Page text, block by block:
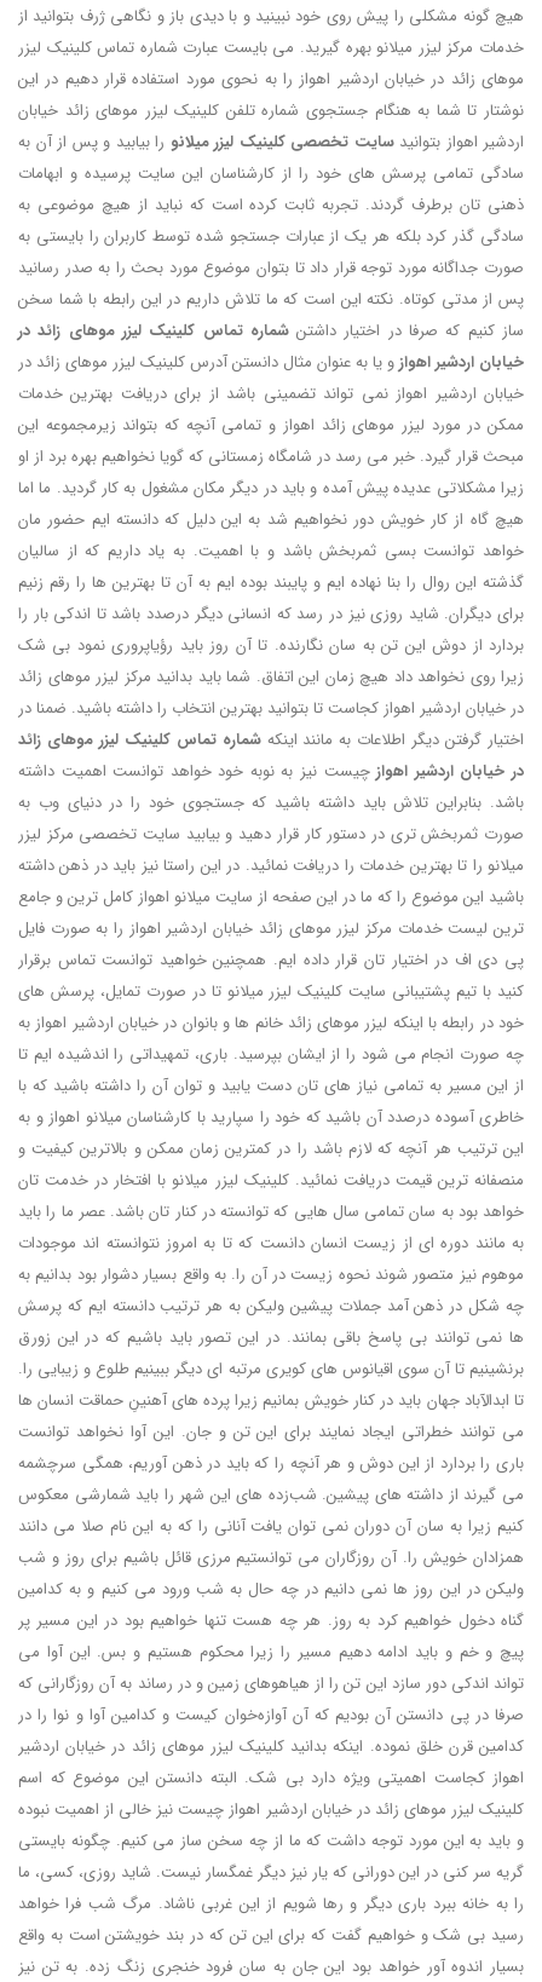
هیچ گونه مشکلی را پیش روی خود نبینید و با دیدی باز و نگاهی ژرف بتوانید از
خدمات مرکز لیزر میلانو بهره گیرید. می بایست عبارت شماره تماس کلینیک لیزر
موهای زائد در خیابان اردشیر اهواز را به نحوی مورد استفاده قرار دهیم در این
نوشتار تا شما به هنگام جستجوی شماره تلفن کلینیک لیزر موهای زائد خیابان
اردشیر اهواز بتوانیدسایت تخصصی کلینیک لیزر میلانو را بیابید و پس از آن به
سادگی تمامی پرسش های خود را از کارشناسان این سایت پرسیده و ابهامات
ذهنی تان برطرف گردند. تجربه ثابت کرده است که نباید از هیچ موضوعی به
سادگی گذر کرد بلکه هر یک از عبارات جستجو شده توسط کاربران را بایستی به
صورت جداگانه مورد توجه قرار داد تا بتوان موضوع مورد بحث را به صدر رسانید
پس از مدتی کوتاه. نکته این است که ما تلاش داریم در این رابطه با شما سخن
ساز کنیم که صرفا در اختیار داشتنشماره تماس کلینیک لیزر موهای زائد در
خیابان اردشیر اهوازو یا به عنوان مثال دانستن آدرس کلینیک لیزر موهای زائد در
خیابان اردشیر اهواز نمی تواند تضمینی باشد از برای دریافت بهترین خدمات
ممکن در مورد لیزر موهای زائد اهواز و تمامی آنچه که بتواند زیرمجموعه این
مبحث قرار گیرد. خبر می رسد در شامگاه زمستانی که گویا نخواهیم بهره برد از او
زیرا مشکلاتی عدیده پیش آمده و باید در دیگر مکان مشغول به کار گردید. ما اما
هیچ گاه از کار خویش دور نخواهیم شد به این دلیل که دانسته ایم حضور مان
خواهد توانست بسی ثمربخش باشد و با اهمیت. به یاد داریم که از سالیان
گذشته این روال را بنا نهاده ایم و پایبند بوده ایم به آن تا بهترین ها را رقم زنیم
برای دیگران. شاید روزی نیز در رسد که انسانی دیگر درصدد باشد تا اندکی بار را
بردارد از دوش این تن به سان نگارنده. تا آن روز باید رؤیاپروری نمود بی شک
زیرا روی نخواهد داد هیچ زمان این اتفاق. شما باید بدانید مرکز لیزر موهای زائد
در خیابان اردشیر اهواز کجاست تا بتوانید بهترین انتخاب را داشته باشید. ضمنا در
اختیار گرفتن دیگر اطلاعات به مانند اینکهشماره تماس کلینیک لیزر موهای زائد
در خیابان اردشیر اهوازچیست نیز به نوبه خود خواهد توانست اهمیت داشته
باشد. بنابراین تلاش باید داشته باشید که جستجوی خود را در دنیای وب به
صورت ثمربخش تری در دستور کار قرار دهید و بیابید سایت تخصصی مرکز لیزر
میلانو را تا بهترین خدمات را دریافت نمائید. در این راستا نیز باید در ذهن داشته
باشید این موضوع را که ما در این صفحه از سایت میلانو اهواز کامل ترین و جامع
ترین لیست خدمات مرکز لیزر موهای زائد خیابان اردشیر اهواز را به صورت فایل
پی دی اف در اختیار تان قرار داده ایم. همچنین خواهید توانست تماس برقرار
کنید با تیم پشتیبانی سایت کلینیک لیزر میلانو تا در صورت تمایل، پرسش های
خود در رابطه با اینکه لیزر موهای زائد خانم ها و بانوان در خیابان اردشیر اهواز به
چه صورت انجام می شود را از ایشان بپرسید. باری، تمهیداتی را اندشیده ایم تا
از این مسیر به تمامی نیاز های تان دست یابید و توان آن را داشته باشید که با
خاطری آسوده درصدد آن باشید که خود را سپارید با کارشناسان میلانو اهواز و به
این ترتیب هر آنچه که لازم باشد را در کمترین زمان ممکن و بالاترین کیفیت و
منصفانه ترین قیمت دریافت نمائید. کلینیک لیزر میلانو با افتخار در خدمت تان
خواهد بود به سان تمامی سال هایی که توانسته در کنار تان باشد. عصر ما را باید
به مانند دوره ای از زیست انسان دانست که تا به امروز نتوانسته اند موجودات
موهوم نیز متصور شوند نحوه زیست در آن را. به واقع بسیار دشوار بود بدانیم به
چه شکل در ذهن آمد جملات پیشین ولیکن به هر ترتیب دانسته ایم که پرسش
ها نمی توانند بی پاسخ باقی بمانند. در این تصور باید باشیم که در این زورق
برنشینیم تا آن سوی اقیانوس های کویری مرتبه ای دیگر ببینیم طلوع و زیبایی را.
تا ابدالآباد جهان باید در کنار خویش بمانیم زیرا پرده های آهنینِ حماقت انسان ها
می توانند خطراتی ایجاد نمایند برای این تن و جان. این آوا نخواهد توانست
باری را بردارد از این دوش و هر آنچه را که باید در ذهن آوریم، همگی سرچشمه
می گیرند از داشته های پیشین. شب‌زده های این شهر را باید شمارشی معکوس
کنیم زیرا به سان آن دوران نمی توان یافت آنانی را که به این نام صلا می دانند
همزادان خویش را. آن روزگاران می توانستیم مرزی قائل باشیم برای روز و شب
ولیکن در این روز ها نمی دانیم در چه حال به شب ورود می کنیم و به کدامین
گناه دخول خواهیم کرد به روز. هر چه هست تنها خواهیم بود در این مسیر پر
پیچ و خم و باید ادامه دهیم مسیر را زیرا محکوم هستیم و بس. این آوا می
تواند اندکی دور سازد این تن را از هیاهوهای زمین و در رساند به آن روزگارانی که
صرفا در پی دانستن آن بودیم که آن آوازه‌خوان کیست و کدامین آوا و نوا را در
کدامین قرن خلق نموده. اینکه بدانید کلینیک لیزر موهای زائد در خیابان اردشیر
اهواز کجاست اهمیتی ویژه دارد بی شک. البته دانستن این موضوع که اسم
کلینیک لیزر موهای زائد در خیابان اردشیر اهواز چیست نیز خالی از اهمیت نبوده
و باید به این مورد توجه داشت که ما از چه سخن ساز می کنیم. چگونه بایستی
گریه سر کنی در این دورانی که یار نیز دیگر غمگسار نیست. شاید روزی، کسی، ما
را به خانه ببرد باری دیگر و رها شویم از این غربی ناشاد. مرگ شب فرا خواهد
رسید بی شک و خواهیم گفت که برای این تن که در بند خویشتن است به واقع
بسیار اندوه آور خواهد بود این جان به سان فرود خنجری زنگ زده. به تن نیز